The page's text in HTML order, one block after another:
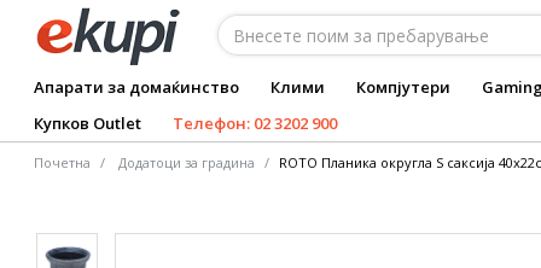
Апарати за домаќинство Клими Компјутери
Купков Outlet
Телефон: 02 3202 900
Почетна Додатоци за градина ROTO Планика округла S саксија